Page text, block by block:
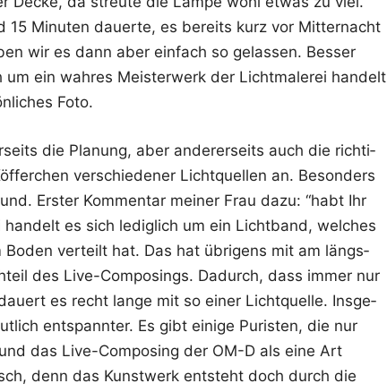
15 Minu­ten dau­er­te, es bereits kurz vor Mit­ter­nacht
wir es dann aber ein­fach so gelas­sen. Bes­ser
ein wah­res Meis­ter­werk der Licht­ma­le­rei han­delt
Foto.
die Pla­nung, aber ande­rer­seits auch die rich­ti­
ver­schie­de­ner Licht­quel­len an. Beson­ders
Ers­ter Kom­men­tar mei­ner Frau dazu: “habt Ihr
es sich ledig­lich um ein Licht­band, wel­ches
ver­teilt hat. Das hat übri­gens mit am längs­
des Live-Com­po­sings. Dadurch, dass immer nur
es recht lan­ge mit so einer Licht­quel­le. Ins­ge­
ent­spann­ter. Es gibt eini­ge Puris­ten, die nur
das Live-Com­po­sing der OM-D als eine Art
denn das Kunst­werk ent­steht doch durch die